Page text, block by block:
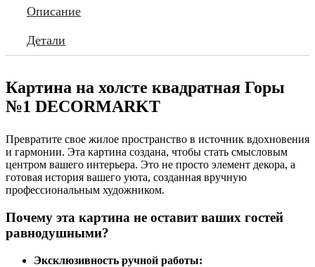
Описание
Детали
Картина на холсте квадратная Горы
№1 DECORMARKT
Превратите свое жилое пространство в источник вдохновения
и гармонии. Эта картина создана, чтобы стать смысловым
центром вашего интерьера. Это не просто элемент декора, а
готовая история вашего уюта, созданная вручную
профессиональным художником.
Почему эта картина не оставит ваших гостей
равнодушными?
Эксклюзивность ручной работы: